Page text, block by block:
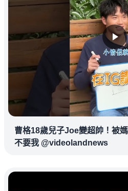
曹格18歲兒子Joe變超帥！被
不要我 @videolandnews